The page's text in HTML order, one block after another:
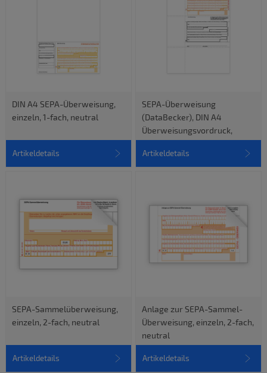
DIN A4 SEPA-Überweisung,
einzeln, 1-fach, neutral
Artikeldetails
SEPA-Überweisung
(DataBecker), DIN A4
Überweisungsvordruck,
einzeln, 1-fach, neutral
Artikeldetails
SEPA-Sammelüberweisung,
einzeln, 2-fach, neutral
Artikeldetails
Anlage zur SEPA-Sammel-
Überweisung, einzeln, 2-fach,
neutral
Artikeldetails